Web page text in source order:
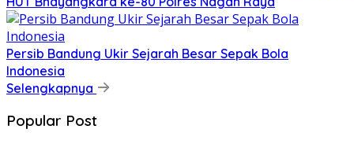
Persib Bandung Ukir Sejarah Besar Sepak Bola
Indonesia
Selengkapnya
Popular Post